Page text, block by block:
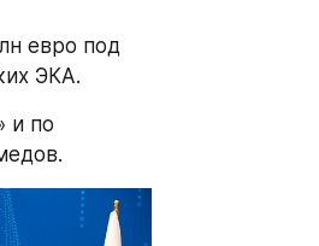
евро под
ЭКА.
и по